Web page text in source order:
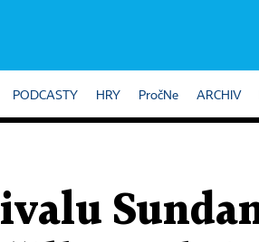
PODCASTY HRY PročNe ARCHIV